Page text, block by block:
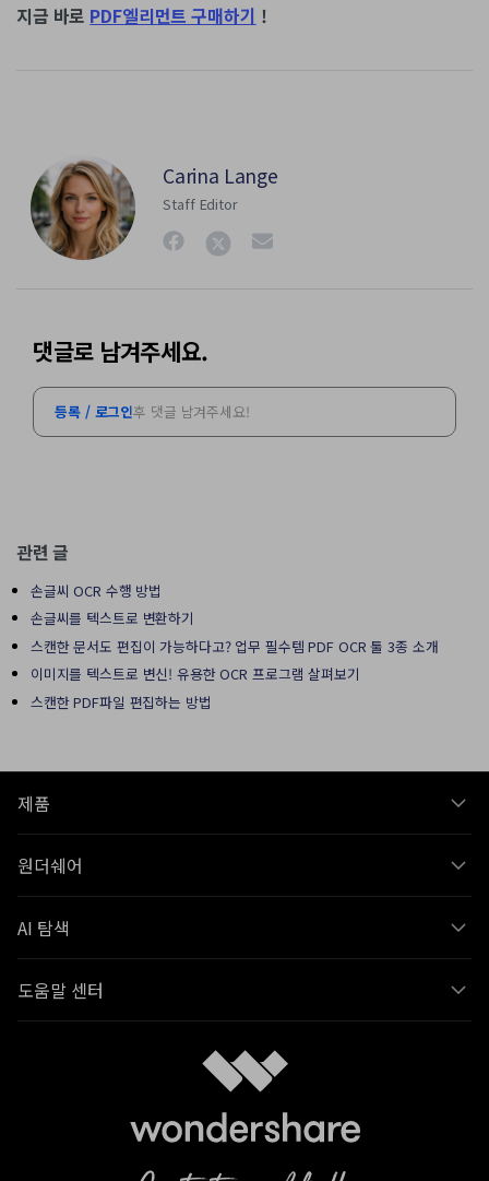
지금 바로 PDF엘리먼트 구매하기 !
Carina Lange
Staff Editor
댓글로 남겨주세요.
등록 / 로그인후 댓글 남겨주세요!
관련 글
손글씨 OCR 수행 방법
손글씨를 텍스트로 변환하기
스캔한 문서도 편집이 가능하다고? 업무 필수템 PDF OCR 툴 3종 소개
이미지를 텍스트로 변신! 유용한 OCR 프로그램 살펴보기
스캔한 PDF파일 편집하는 방법
제품
원더쉐어
AI 탐색
도움말 센터